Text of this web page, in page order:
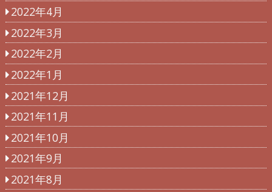
2022年4月
2022年3月
2022年2月
2022年1月
2021年12月
2021年11月
2021年10月
2021年9月
2021年8月